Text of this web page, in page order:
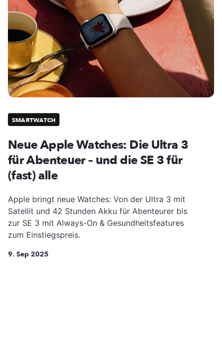
SMARTWATCH
Neue Apple Watches: Die Ultra 3
für Abenteuer – und die SE 3 für
(fast) alle
Apple bringt neue Watches: Von der Ultra 3 mit
Satellit und 42 Stunden Akku für Abenteurer bis
zur SE 3 mit Always-On & Gesundheitsfeatures
zum Einstiegspreis.
9. Sep 2025